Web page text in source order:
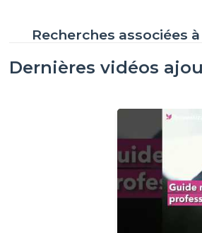
Recherches associées à
Dernières vidéos